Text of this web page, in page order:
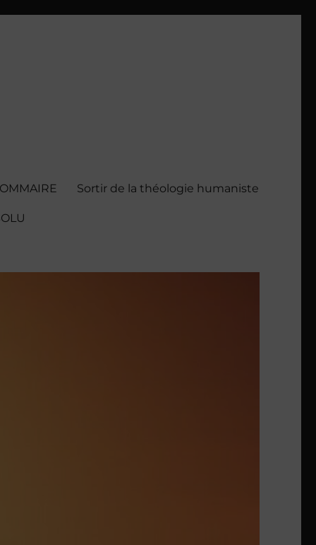
Sortir de la théologie humaniste